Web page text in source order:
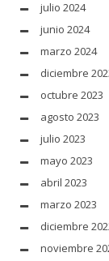
julio 2024
junio 2024
marzo 2024
diciembre
octubre 2023
agosto 2023
julio 2023
mayo 2023
abril 2023
marzo 2023
diciembre
noviembre